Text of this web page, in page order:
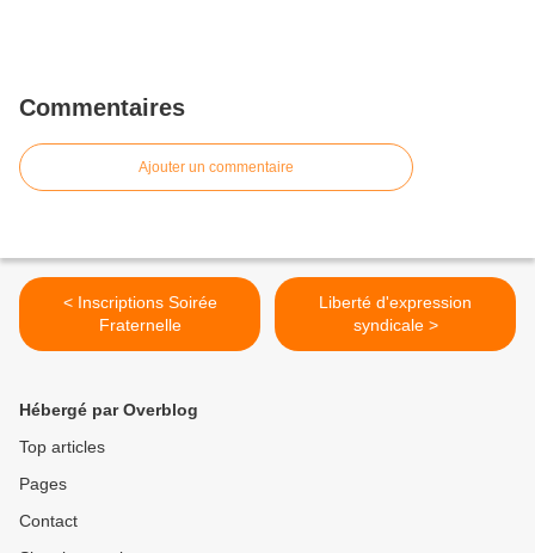
Commentaires
Ajouter un commentaire
< Inscriptions Soirée
Fraternelle
Liberté d'expression
syndicale >
Hébergé par Overblog
Top articles
Pages
Contact